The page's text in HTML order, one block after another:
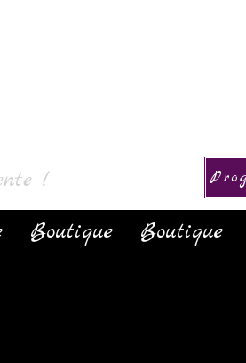
!
Boutique Boutique